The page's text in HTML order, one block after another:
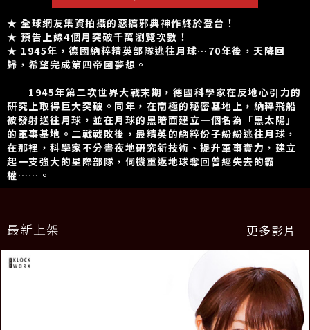
★ 全球網友集資拍攝的惡搞邪典神作終於登台！
★ 預告上線4個月突破千萬瀏覽次數！
★ 1945年，德國納粹精英部隊逃往月球⋯70年後，天降回
歸，希望完成第四帝國夢想。
1945年第二次世界大戰末期，德國科學家在反地心引力的
研究上取得巨大突破。同年，在南極的秘密基地上，納粹飛船
被發射送往月球，並在月球的黑暗面建立一個名為「黑太陽」
的軍事基地。二戰戰敗後，最精英的納粹份子紛紛逃往月球，
在那裡，科學家不分晝夜地研究新技術、提升軍事實力，建立
起一支強大的星際部隊，伺機重返地球奪回曾經失去的霸
權……。
最新上架 更多影片